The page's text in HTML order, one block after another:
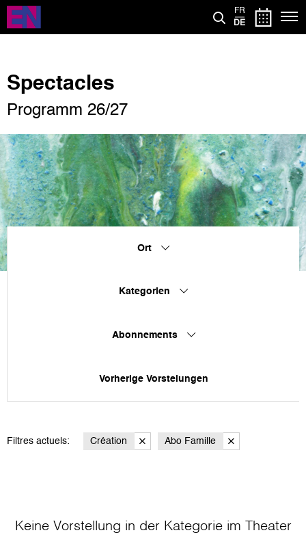
Direkt
zum
Inhalt
FR
DE
Spectacles
Programm 26/27
Ort
Kategorien
Abonnements
Vorherige Vorstelungen
Filtres actuels: Création Abo Famille
Keine Vorstellung in der Kategorie im Theater